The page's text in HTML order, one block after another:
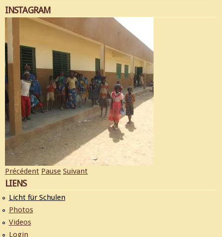
INSTAGRAM
Précédent Pause Suivant
LIENS
Licht für Schulen
Photos
Videos
Login